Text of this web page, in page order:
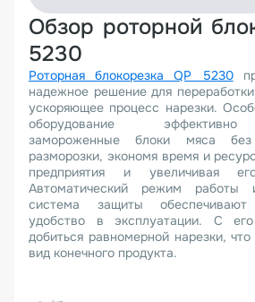
Обзор роторной
5230
Роторная блокорезка QP 5230
надежное решение для
ускоряющее процесс нарезки.
оборудование эффективно
замороженные блоки мяса без
разморозки, экономя время и
предприятия и увеличивая
Автоматический режим работы
система защиты
удобство в эксплуатации. С
добиться равномерной нарезки,
вид конечного продукта.